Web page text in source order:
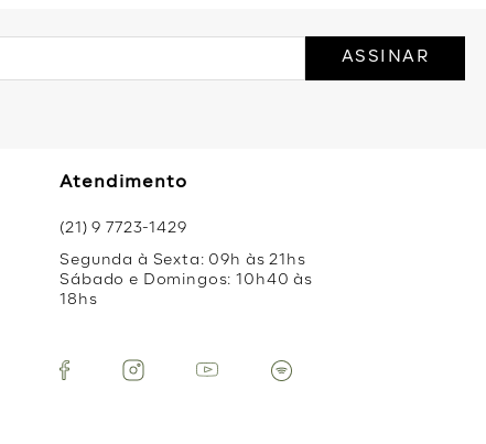
ASSINAR
Atendimento
(21) 9 7723-1429
Segunda à Sexta: 09h às 21hs
Sábado e Domingos: 10h40 às
18hs